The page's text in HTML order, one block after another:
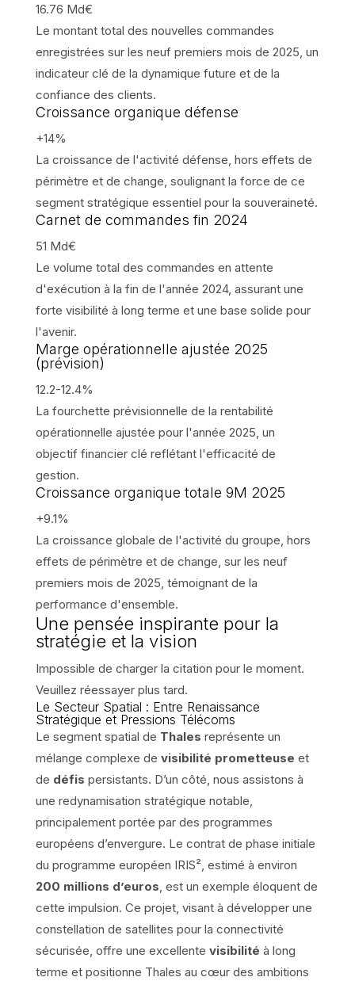
16.76 Md€
Le montant total des nouvelles commandes
enregistrées sur les neuf premiers mois de 2025, un
indicateur clé de la dynamique future et de la
confiance des clients.
Croissance organique défense
+14%
La croissance de l'activité défense, hors effets de
périmètre et de change, soulignant la force de ce
segment stratégique essentiel pour la souveraineté.
Carnet de commandes fin 2024
51 Md€
Le volume total des commandes en attente
d'exécution à la fin de l'année 2024, assurant une
forte visibilité à long terme et une base solide pour
l'avenir.
Marge opérationnelle ajustée 2025
(prévision)
12.2-12.4%
La fourchette prévisionnelle de la rentabilité
opérationnelle ajustée pour l'année 2025, un
objectif financier clé reflétant l'efficacité de
gestion.
Croissance organique totale 9M 2025
+9.1%
La croissance globale de l'activité du groupe, hors
effets de périmètre et de change, sur les neuf
premiers mois de 2025, témoignant de la
performance d'ensemble.
Une pensée inspirante pour la
stratégie et la vision
Impossible de charger la citation pour le moment.
Veuillez réessayer plus tard.
Le Secteur Spatial : Entre Renaissance
Stratégique et Pressions Télécoms
Le segment spatial de Thales représente un
mélange complexe de visibilité prometteuse et
de défis persistants. D’un côté, nous assistons à
une redynamisation stratégique notable,
principalement portée par des programmes
européens d’envergure. Le contrat de phase initiale
du programme européen IRIS², estimé à environ
200 millions d’euros, est un exemple éloquent de
cette impulsion. Ce projet, visant à développer une
constellation de satellites pour la connectivité
sécurisée, offre une excellente visibilité à long
terme et positionne Thales au cœur des ambitions